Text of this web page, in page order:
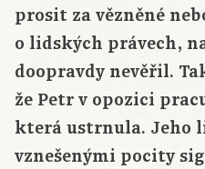
prosit za vězněné
o lidských právech,
doopravdy nevěřil.
že Petr v opozici
která ustrnula. Jeho
vznešenými pocity